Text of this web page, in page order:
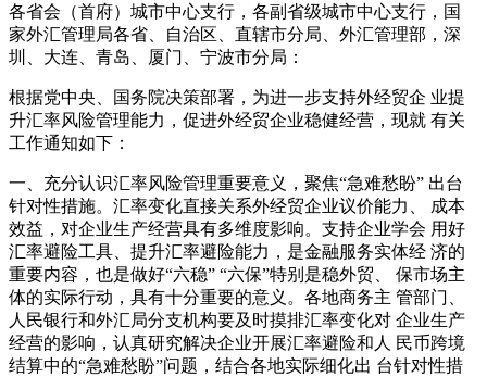
各省会（首府）城市中心支行，各副省级城市中心支行，国
家外汇管理局各省、自治区、直辖市分局、外汇管理部，深
圳、大连、青岛、厦门、宁波市分局：
根据党中央、国务院决策部署，为进一步支持外经贸企 业提
升汇率风险管理能力，促进外经贸企业稳健经营，现就 有关
工作通知如下：
一、充分认识汇率风险管理重要意义，聚焦“急难愁盼” 出台
针对性措施。汇率变化直接关系外经贸企业议价能力、 成本
效益，对企业生产经营具有多维度影响。支持企业学会 用好
汇率避险工具、提升汇率避险能力，是金融服务实体经 济的
重要内容，也是做好“六稳” “六保”特别是稳外贸、 保市场主
体的实际行动，具有十分重要的意义。各地商务主 管部门、
人民银行和外汇局分支机构要及时摸排汇率变化对 企业生产
经营的影响，认真研究解决企业开展汇率避险和人 民币跨境
结算中的“急难愁盼”问题，结合各地实际细化出 台针对性措